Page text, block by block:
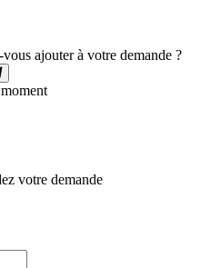
ajouter à votre demande ?
votre demande